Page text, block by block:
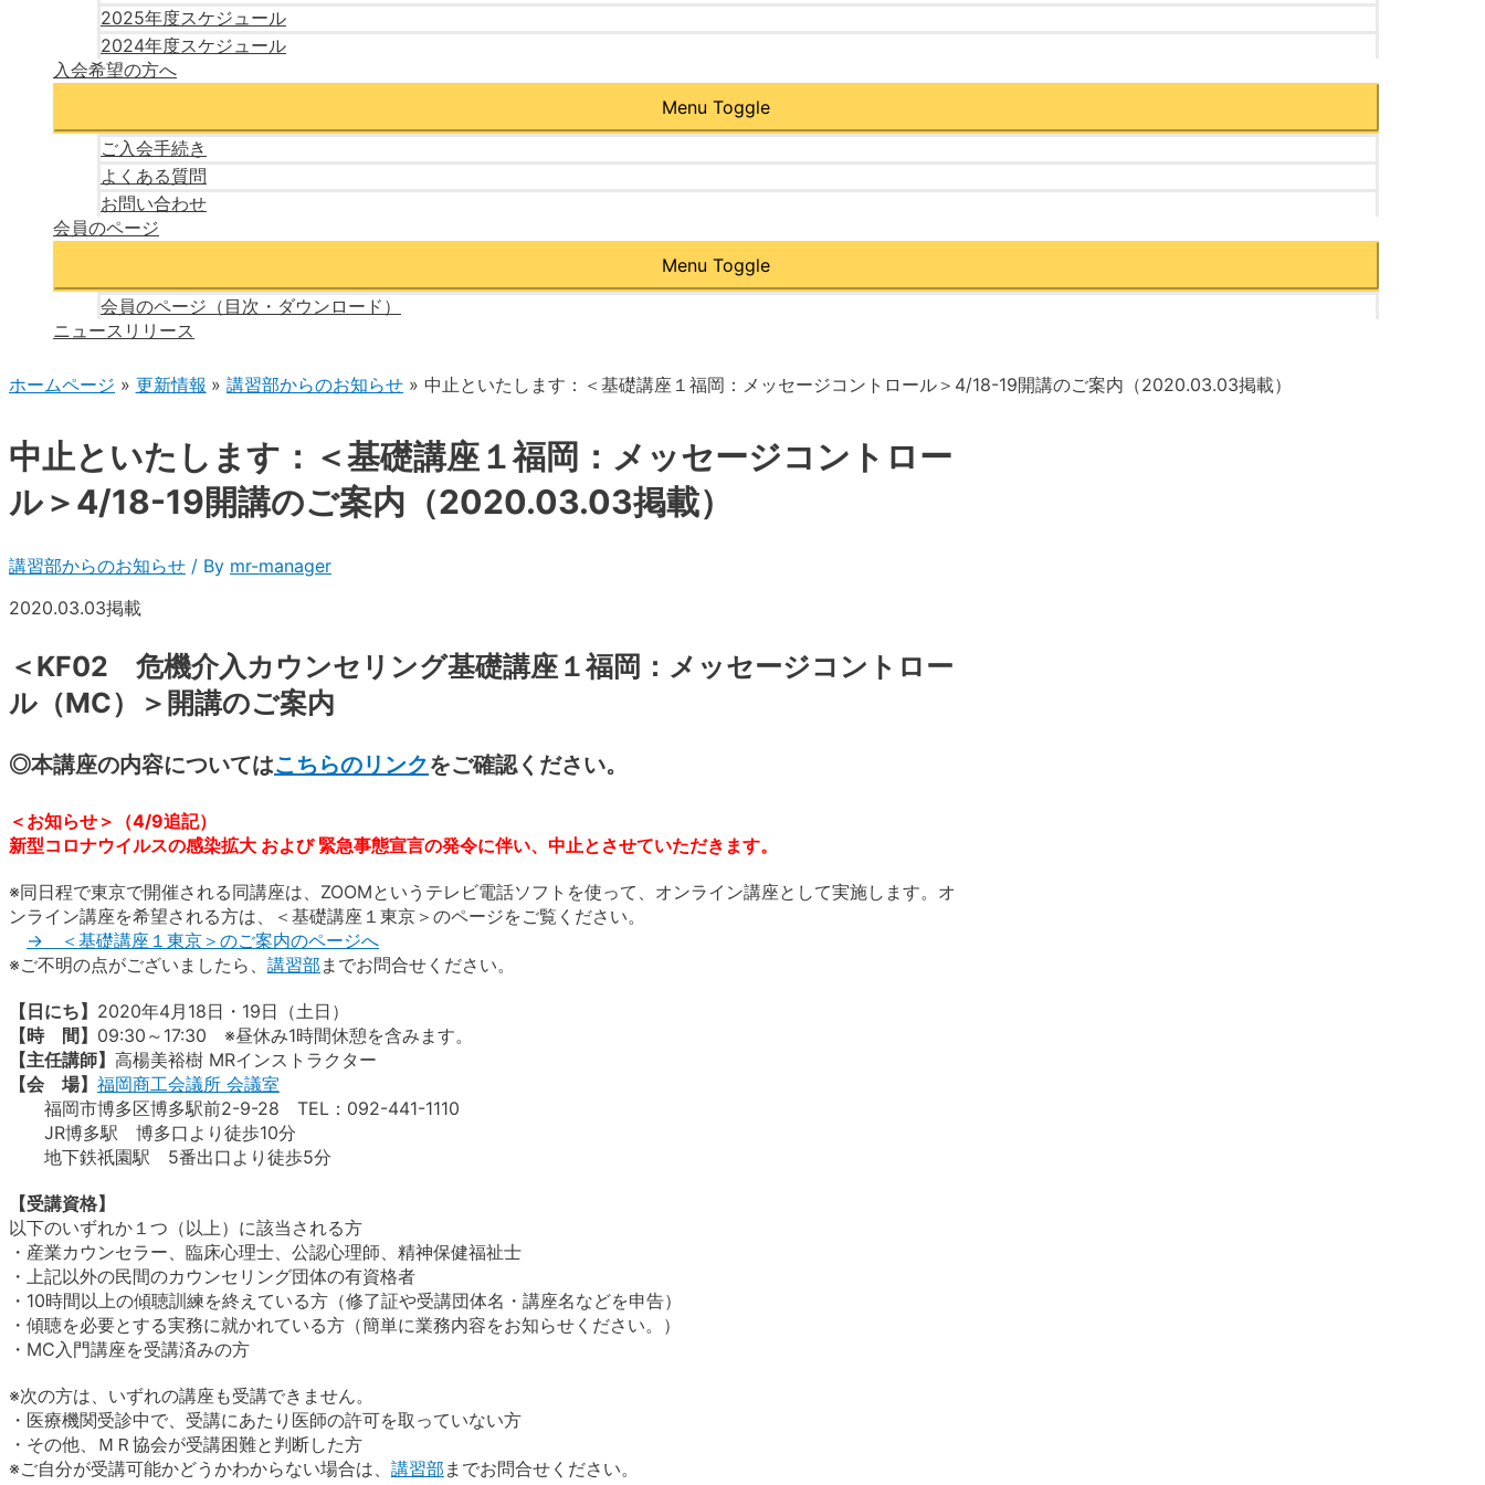
2025年度スケジュール
2024年度スケジュール
入会希望の方へ
Menu Toggle
ご入会手続き
よくある質問
お問い合わせ
会員のページ
Menu Toggle
会員のページ（目次・ダウンロード）
ニュースリリース
ホームページ 更新情報 講習部からのお知らせ 中止といたします：＜基礎講座１福岡：メッセージコントロール＞4/18-19開講のご案内（2020.03.03掲載）
中止といたします：＜基礎講座１福岡：メッセージコントロー
ル＞4/18-19開講のご案内（2020.03.03掲載）
講習部からのお知らせ / By mr-manager
2020.03.03掲載
＜KF02 危機介入カウンセリング基礎講座１福岡：メッセージコントロー
ル（MC）＞開講のご案内
◎本講座の内容についてはこちらのリンクをご確認ください。
＜お知らせ＞（4/9追記）
新型コロナウイルスの感染拡大 および 緊急事態宣言の発令に伴い、中止とさせていただきます。
※同日程で東京で開催される同講座は、ZOOMというテレビ電話ソフトを使って、オンライン講座として実施します。オ
ンライン講座を希望される方は、＜基礎講座１東京＞のページをご覧ください。
→ ＜基礎講座１東京＞のご案内のページへ
※ご不明の点がございましたら、 講習部 までお問合せください。
【日にち】 2020年4月18日・19日（土日）
【時 間】 09:30～17:30 ※昼休み1時間休憩を含みます。
【主任講師】 高楊美裕樹 MRインストラクター
【会 場】 福岡商工会議所 会議室
福岡市博多区博多駅前2-9-28 TEL：092-441-1110
JR博多駅 博多口より徒歩10分
地下鉄祇園駅 5番出口より徒歩5分
【受講資格】
以下のいずれか１つ（以上）に該当される方
・産業カウンセラー、臨床心理士、公認心理師、精神保健福祉士
・上記以外の民間のカウンセリング団体の有資格者
・10時間以上の傾聴訓練を終えている方（修了証や受講団体名・講座名などを申告）
・傾聴を必要とする実務に就かれている方（簡単に業務内容をお知らせください。）
・MC入門講座を受講済みの方
※次の方は、いずれの講座も受講できません。
・医療機関受診中で、受講にあたり医師の許可を取っていない方
・その他、ＭＲ協会が受講困難と判断した方
※ご自分が受講可能かどうかわからない場合は、 講習部 までお問合せください。